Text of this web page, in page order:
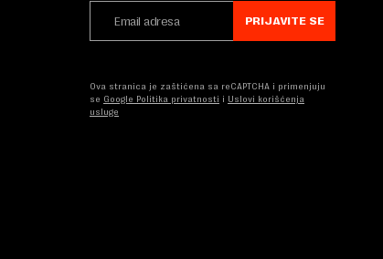
PRIJAVITE SE
Ova stranica je zaštićena sa reCAPTCHA i primenjuju
se Google Politika privatnosti i Uslovi korišćenja
usluge